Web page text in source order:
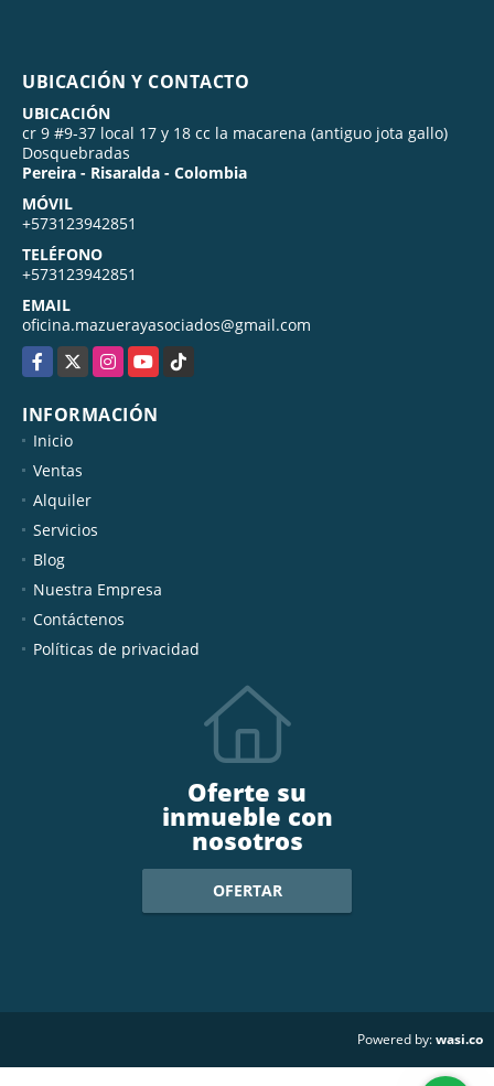
UBICACIÓN Y CONTACTO
UBICACIÓN
cr 9 #9-37 local 17 y 18 cc la macarena (antiguo jota gallo)
Dosquebradas
Pereira - Risaralda - Colombia
MÓVIL
+573123942851
TELÉFONO
+573123942851
EMAIL
oficina.mazuerayasociados@gmail.com
Facebook
X InstagramYouTubeTikTok
INFORMACIÓN
Inicio
Ventas
Alquiler
Servicios
Blog
Nuestra Empresa
Contáctenos
Políticas de privacidad
Oferte su
inmueble con
nosotros
OFERTAR
Powered by:wasi.co